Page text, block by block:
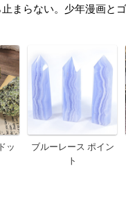
まらない。少年漫画と
ッ
ブルーレース ポイン
ト